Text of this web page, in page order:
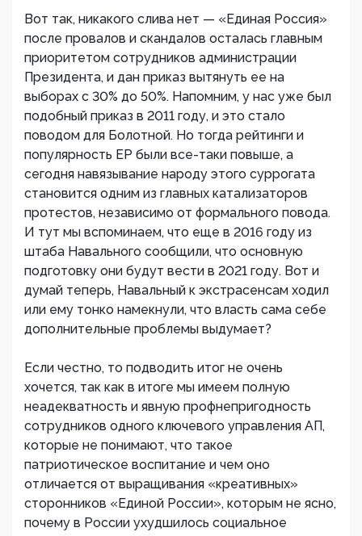
Вот так, никакого слива нет — «Единая Россия»
после провалов и скандалов осталась главным
приоритетом сотрудников администрации
Президента, и дан приказ вытянуть ее на
выборах с 30% до 50%. Напомним, у нас уже был
подобный приказ в 2011 году, и это стало
поводом для Болотной. Но тогда рейтинги и
популярность ЕР были все-таки повыше, а
сегодня навязывание народу этого суррогата
становится одним из главных катализаторов
протестов, независимо от формального повода.
И тут мы вспоминаем, что еще в 2016 году из
штаба Навального сообщили, что основную
подготовку они будут вести в 2021 году. Вот и
думай теперь, Навальный к экстрасенсам ходил
или ему тонко намекнули, что власть сама себе
дополнительные проблемы выдумает?
Если честно, то подводить итог не очень
хочется, так как в итоге мы имеем полную
неадекватность и явную профнепригодность
сотрудников одного ключевого управления АП,
которые не понимают, что такое
патриотическое воспитание и чем оно
отличается от выращивания «креативных»
сторонников «Единой России», которым не ясно,
почему в России ухудшилось социальное